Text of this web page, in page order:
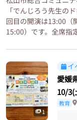
「でんじろう先生の
回目の開演は13:00（
15:00）です。全席指
1
イ
愛媛
10/3(
教育